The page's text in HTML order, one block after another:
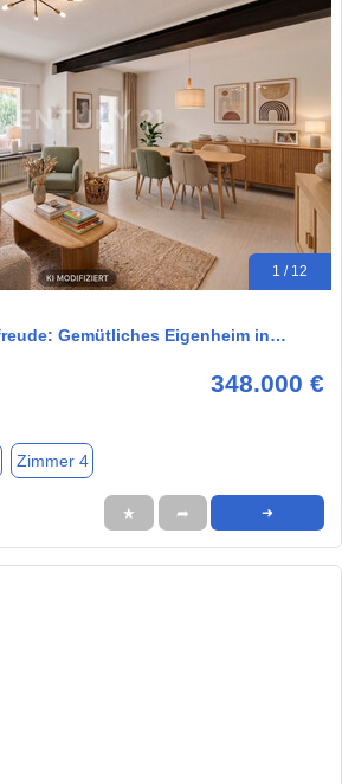
1 / 12
Gemütliches Eigenheim in…
348.000 €
Zimmer 4
★ ➦ ➜